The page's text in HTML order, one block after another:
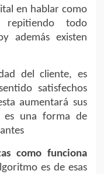
en hablar como
todo
además existen
del cliente, es
satisfechos
aumentará sus
es una forma de
como funciona
es de esas